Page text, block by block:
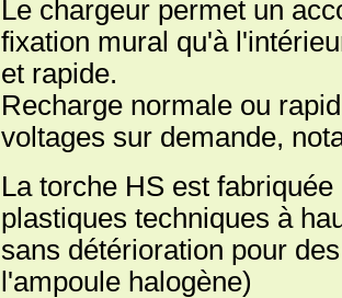
Le chargeur permet un
fixation mural qu'à
et rapide.
Recharge normale ou
voltages sur demande,
La torche HS est
plastiques techniques à
sans détérioration pour
l'ampoule halogène)